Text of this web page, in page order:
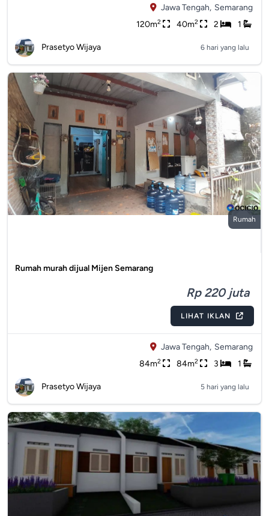
Jawa Tengah, Semarang
120m2 40m2 2 1
Prasetyo Wijaya 6 hari yang lalu
Rumah
Rumah murah dijual Mijen Semarang
Rp 220 juta
LIHAT IKLAN
Jawa Tengah, Semarang
84m2 84m2 3 1
Prasetyo Wijaya 5 hari yang lalu